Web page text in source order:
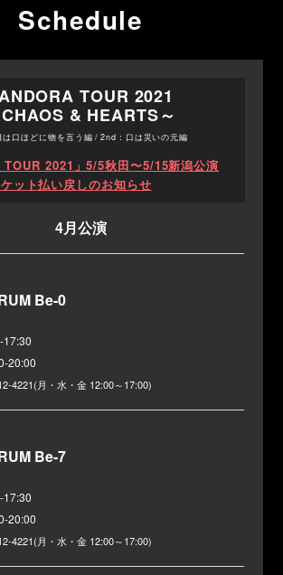
Schedule
TOUR 2021
CHAOS & HEARTS～
は口ほどに物を言う編 / 2nd：口は災いの元編
TOUR 2021」5/5秋田〜5/15新潟公演
ット払い戻しのお知らせ
4月公演
Be-0
17:30
20:00
4221(月・水・金 12:00～17:00)
Be-7
17:30
20:00
4221(月・水・金 12:00～17:00)